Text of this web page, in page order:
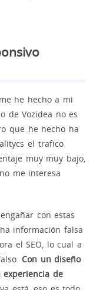
he hecho a mi
de Vozidea no es
que he hecho ha
el trafico
muy muy bajo,
me interesa
con estas
información falsa
el SEO, lo cual a
Con un diseño
de